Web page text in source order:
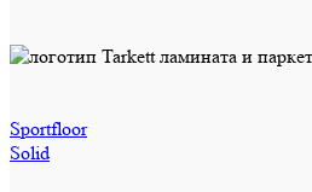
Sportfloor
Solid